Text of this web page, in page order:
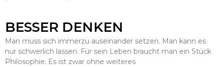
BESSER DENKEN
Man muss sich immerzu auseinander setzen. Man kann es
nur schwerlich lassen. Für sein Leben braucht man ein Stück
Philosophie. Es ist zwar ohne weiteres